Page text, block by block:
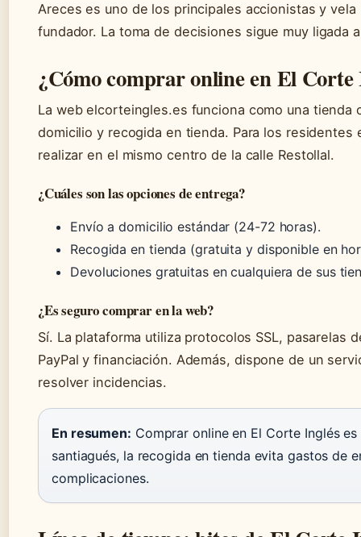
Areces es uno de los principales accionistas y
fundador. La toma de decisiones sigue muy ligada
¿Cómo comprar online en El Corte
La web elcorteingles.es funciona como una tienda
domicilio y recogida en tienda. Para los residentes
realizar en el mismo centro de la calle Restollal.
¿Cuáles son las opciones de entrega?
Envío a domicilio estándar (24-72 horas).
Recogida en tienda (gratuita y disponible en
Devoluciones gratuitas en cualquiera de sus
¿Es seguro comprar en la web?
Sí. La plataforma utiliza protocolos SSL, pasarelas
PayPal y financiación. Además, dispone de un
resolver incidencias.
En resumen: Comprar online en El Corte Inglés
santiagués, la recogida en tienda evita gastos de
complicaciones.